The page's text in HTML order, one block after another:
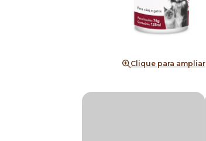
Clique para ampliar